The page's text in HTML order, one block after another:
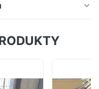
spożywczej
i węże ze stali